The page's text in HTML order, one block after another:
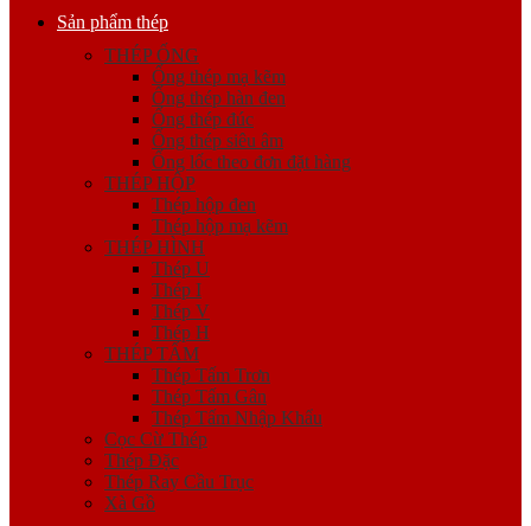
Sản phẩm thép
THÉP ỐNG
Ống thép mạ kẽm
Ống thép hàn đen
Ống thép đúc
Ống thép siêu âm
Ống lốc theo đơn đặt hàng
THÉP HỘP
Thép hộp đen
Thép hộp mạ kẽm
THÉP HÌNH
Thép U
Thép I
Thép V
Thép H
THÉP TẤM
Thép Tấm Trơn
Thép Tấm Gân
Thép Tấm Nhập Khẩu
Cọc Cừ Thép
Thép Đặc
Thép Ray Cầu Trục
Xà Gồ